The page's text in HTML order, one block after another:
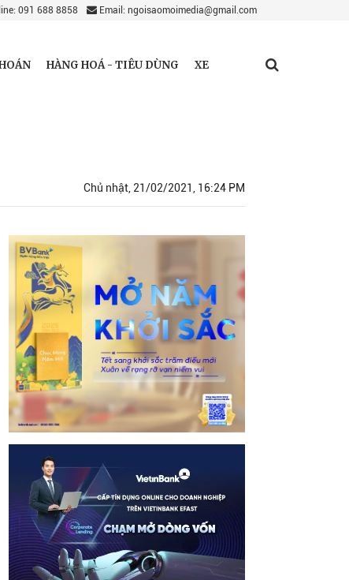
091 688 8858 Email: ngoisaomoimedia@gmail.com
HÀNG HOÁ - TIÊU DÙNG XE
Chủ nhật, 21/02/2021, 16:24 PM